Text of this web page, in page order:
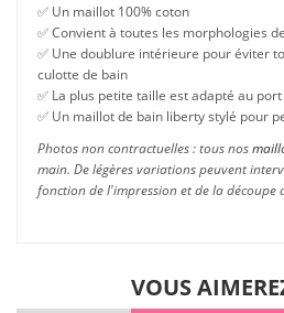
✅ Un maillot 100% coton
✅ Convient à toutes les morphologies
✅ Une doublure intérieure pour éviter
culotte de bain
✅ La plus petite taille est adapté au
✅ Un maillot de bain liberty stylé pour
Photos non contractuelles : tous nos
main. De légères variations peuvent
fonction de l'impression et de la découpe
VOUS